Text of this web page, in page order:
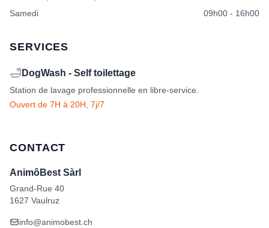
Samedi
09h00 - 16h00
SERVICES
🛁 DogWash - Self toilettage
Station de lavage professionnelle en libre-service.
Ouvert de 7H à 20H, 7j/7
CONTACT
AnimôBest Sàrl
Grand-Rue 40
1627 Vaulruz
info@animobest.ch